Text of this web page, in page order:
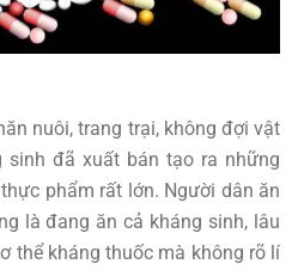
nuôi, trang trại, không đợi vật
sinh đã xuất bán tạo ra những
phẩm rất lớn. Người dân ăn
là đang ăn cả kháng sinh, lâu
thể kháng thuốc mà không rõ lí